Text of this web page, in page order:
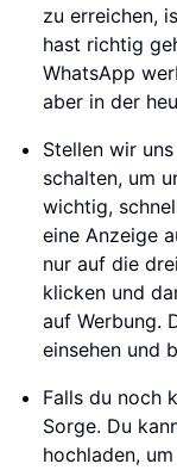
zu erreichen,
hast richtig
WhatsApp
aber in der
Stellen wir
schalten, um
wichtig,
eine Anzeige
nur auf die
klicken und
auf Werbung.
einsehen und
Falls du noch
Sorge. Du
hochladen,